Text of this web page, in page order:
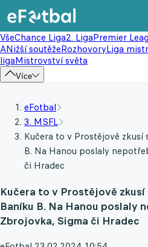
VšeChance Liga2. LigaPremier
ANižší soutěžeRozhovoryLiga
ligaMistrovství světa
Více
eFotbal
3. MSFL
Kučera to v Prostějově
B. Na Hanou poslaly
či Hradec
Kučera to v Prostějově zkusí
Baníku B. Na Hanou poslaly
Zbrojovka, Sigma či Hradec